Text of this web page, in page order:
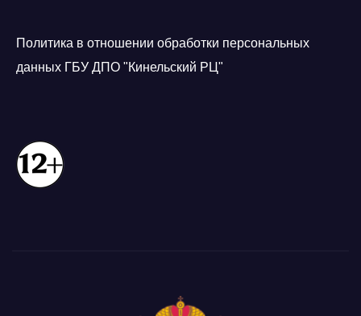
Политика в отношении обработки персональных
данных ГБУ ДПО "Кинельский РЦ"